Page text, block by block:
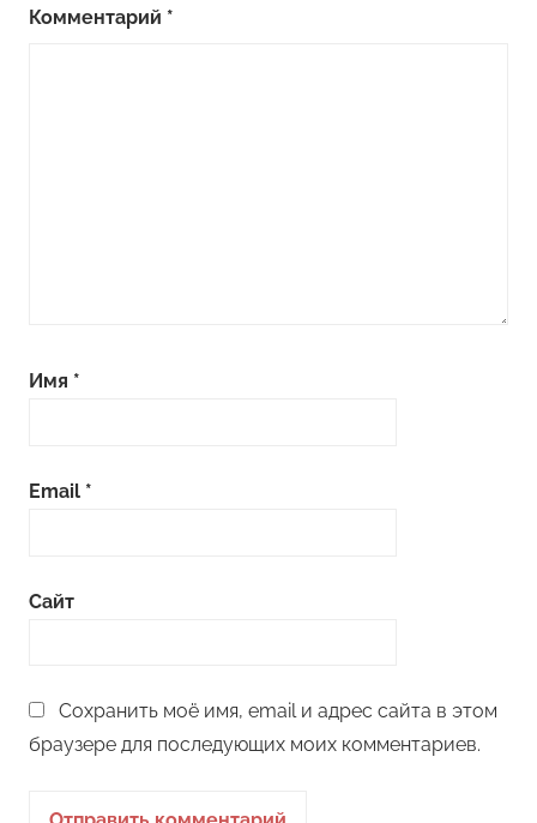
Комментарий *
Имя *
Email *
Сайт
Сохранить моё имя, email и адрес сайта в этом
браузере для последующих моих комментариев.